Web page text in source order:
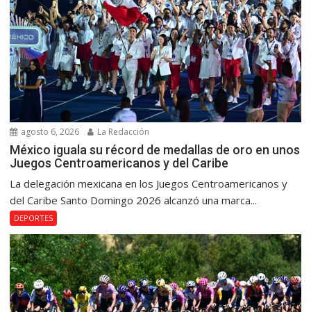
agosto 6, 2026 La Redacción
México iguala su récord de medallas de oro en unos
Juegos Centroamericanos y del Caribe
La delegación mexicana en los Juegos Centroamericanos y
del Caribe Santo Domingo 2026 alcanzó una marca...
DEPORTES